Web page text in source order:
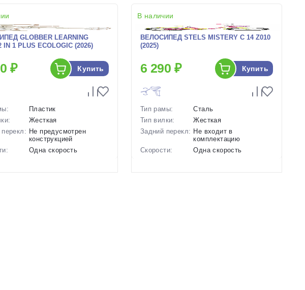
GLOBBER LEARNING
IN 1 PLUS ECOLOGIC (2026)
₽ Купить
Пластик
Жесткая
Не предусмотрен
конструкцией
Одна скорость
В наличии
ВЕЛОСИПЕД STELS MISTERY C 14 Z010
(2025)
6 290 ₽ Купить
Тип рамы:
Сталь
Тип вилки:
Жесткая
Задний перекл: Не входит в
комплектацию
Скорости:
Одна скорость